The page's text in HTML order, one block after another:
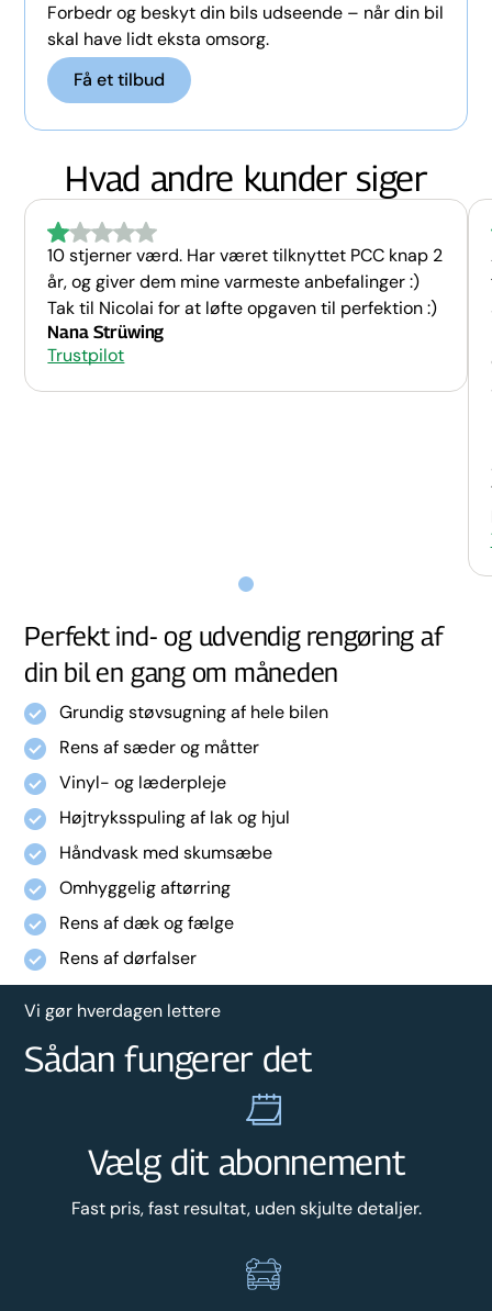
Forbedr og beskyt din bils udseende – når din bil
skal have lidt eksta omsorg.
Få et tilbud
Hvad andre kunder siger
10 stjerner værd. Har været tilknyttet PCC knap 2
år, og giver dem mine varmeste anbefalinger :)
Tak til Nicolai for at løfte opgaven til perfektion :)
Nana Strüwing
Trustpilot
Perfekt ind- og udvendig rengøring af
din bil en gang om måneden
Grundig støvsugning af hele bilen
Rens af sæder og måtter
Vinyl- og læderpleje
Højtryksspuling af lak og hjul
Håndvask med skumsæbe
Omhyggelig aftørring
Rens af dæk og fælge
Rens af dørfalser
Vi gør hverdagen lettere
Sådan fungerer det
Vælg dit abonnement
Fast pris, fast resultat, uden skjulte detaljer.